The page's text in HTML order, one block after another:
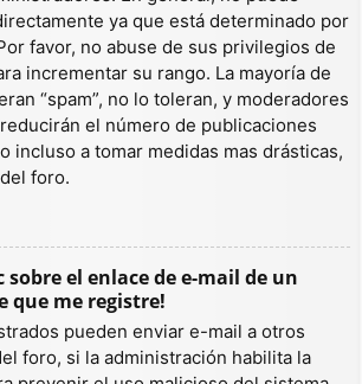
ya que está determinado por
favor, no abuse de sus privilegios de
incrementar su rango. La mayoría de
“spam”, no lo toleran, y moderadores
el número de publicaciones
incluso a tomar medidas mas drásticas,
foro.
sobre el enlace de e-mail de un
que me registre!
pueden enviar e-mail a otros
foro, si la administración habilita la